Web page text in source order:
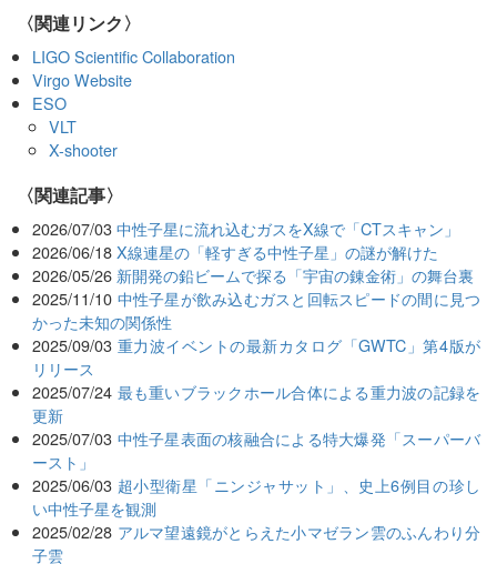
〈関連リンク〉
LIGO Scientific Collaboration
Virgo Website
ESO
VLT
X-shooter
関連記事
2026/07/03 中性子星に流れ込むガスをX線で「CTスキャン」
2026/06/18 X線連星の「軽すぎる中性子星」の謎が解けた
2026/05/26 新開発の鉛ビームで探る「宇宙の錬金術」の舞台裏
2025/11/10 中性子星が飲み込むガスと回転スピードの間に見つ
かった未知の関係性
2025/09/03 重力波イベントの最新カタログ「GWTC」第4版が
リリース
2025/07/24 最も重いブラックホール合体による重力波の記録を
更新
2025/07/03 中性子星表面の核融合による特大爆発「スーパーバ
ースト」
2025/06/03 超小型衛星「ニンジャサット」、史上6例目の珍し
い中性子星を観測
2025/02/28 アルマ望遠鏡がとらえた小マゼラン雲のふんわり分
子雲